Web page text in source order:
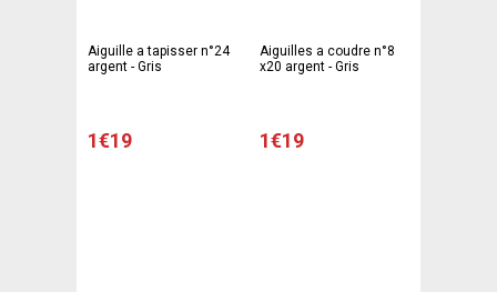
Aiguille a tapisser n°24
argent - Gris
1€19
Aiguilles a coudre n°8
x20 argent - Gris
1€19